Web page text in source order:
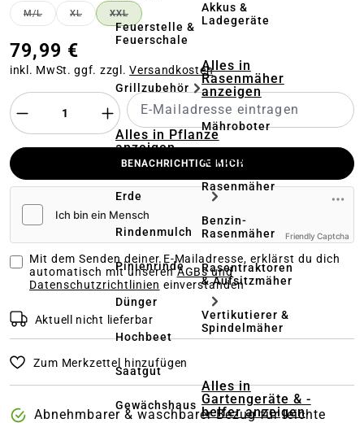
Feuerstelle &
Feuerschale
Grillzubehör
Alles in Pflanze
anzeigen
Erde
Rindenmulch
Pinienrinde
Dünger
Hochbeet
Saatgut
Gewächshaus
Akkus &
Ladegeräte
Alles in
Rasenmäher
anzeigen
Mähroboter
Akku- &
Rasenmäher
Benzin-
Rasenmäher
Rasentraktoren
& Aufsitzmäher
Vertikutierer &
Spindelmäher
Alles in
Gartengeräte & -
helfer anzeigen
M/L(DIESE OPTION IST ZURZEIT NICHT VERFÜGBAR.)
XL(DIESE OPTION IST ZURZEIT NICHT VERFÜGBAR.)
XXL(DIESE OPTION IST ZURZEIT NICHT
79,99 €
inkl. MwSt. ggf. zzgl.Versandkosten
BENACHRICHTIGE MICH
Friendly Captcha
Mit dem Senden deiner E-Mailadresse, erklärst du dich
automatisch mit unserenAGBs und
Datenschutzrichtlinien einverstanden
Aktuell nicht lieferbar
Zum Merkzettel hinzufügen
Abnehmbarer & waschbarer Bezug für leichte